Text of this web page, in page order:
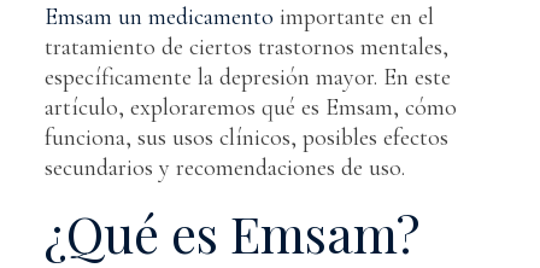
Emsam un medicamento importante en el
tratamiento de ciertos trastornos mentales,
específicamente la depresión mayor. En este
artículo, exploraremos qué es Emsam, cómo
funciona, sus usos clínicos, posibles efectos
secundarios y recomendaciones de uso.
¿Qué es Emsam?